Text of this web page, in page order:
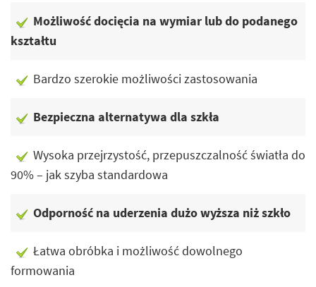
Możliwość docięcia na wymiar lub do podanego
kształtu
Bardzo szerokie możliwości zastosowania
Bezpieczna alternatywa dla szkła
Wysoka przejrzystość, przepuszczalność światła do
90% – jak szyba standardowa
Odporność na uderzenia dużo wyższa niż szkło
Łatwa obróbka i możliwość dowolnego
formowania